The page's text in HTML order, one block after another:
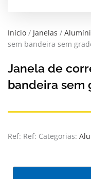
Início / Janelas /
sem bandeira sem
Janela de
bandeira sem
Ref: Ref: Categorias: